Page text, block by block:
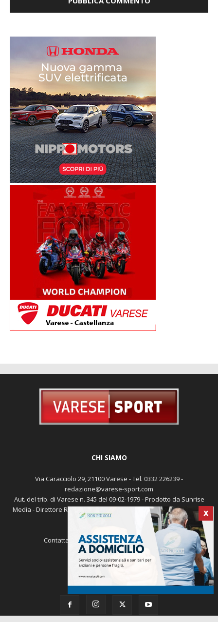
X
CHI SIAMO
Via Caracciolo 29, 21100 Varese - Tel. 0332 226239 -
redazione@varese-sport.com
Aut. del trib. di Varese n. 345 del 09-02-1979 - Prodotto da Sunrise
Media - Direttore Responsabile: Michele Marocco -Cookie policy
Pubblicità
Contattaci: redazione@varese-sport.com
SEGUICI